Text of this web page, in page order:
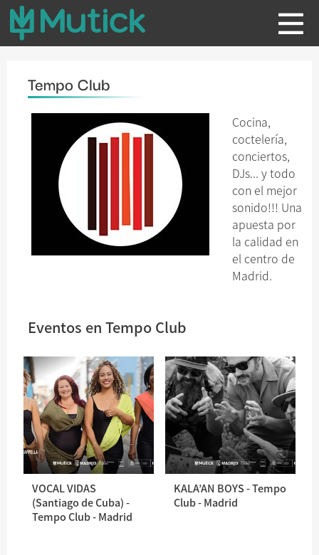
Tempo Club
Cocina,
coctelería,
conciertos,
DJs... y todo
con el mejor
sonido!!! Una
apuesta por
la calidad en
el centro de
Madrid.
Eventos en Tempo Club
VOCAL VIDAS
(Santiago de Cuba) -
Tempo Club - Madrid
KALA’AN BOYS - Tempo
Club - Madrid